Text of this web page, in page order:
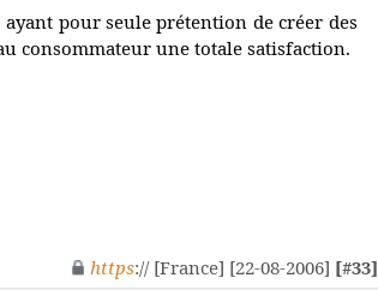
pour seule prétention de créer des
consommateur une totale satisfaction.
https:// [France] [22-08-2006] [#33]